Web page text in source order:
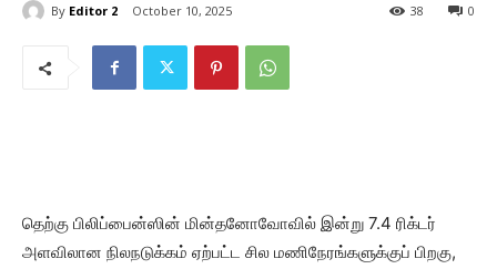
By Editor 2 October 10, 2025 0
38
தெற்கு பிலிப்பைன்ஸின் மின்தனோவோவில் இன்று 7.4 ரிக்டர்
அளவிலான நிலநடுக்கம் ஏற்பட்ட சில மணிநேரங்களுக்குப் பிறகு,